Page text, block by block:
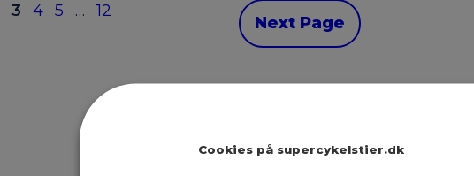
3 4 5 … 12
Next Page
Cookies på supercykelstier.dk